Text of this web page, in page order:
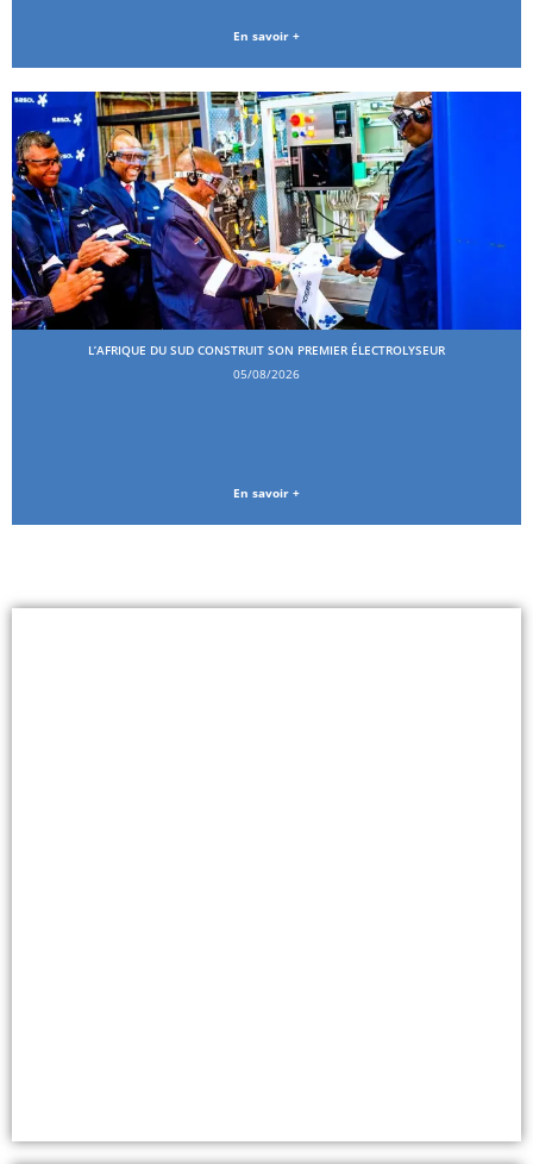
En savoir +
L’AFRIQUE DU SUD CONSTRUIT SON PREMIER ÉLECTROLYSEUR
05/08/2026
En savoir +